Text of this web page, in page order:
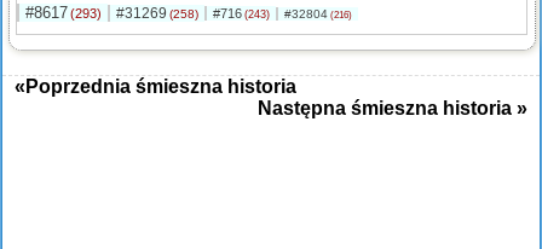
#8617(293) #31269 (258) #716 (243) #32804 (216)
«Poprzednia śmieszna historia
Następna śmieszna historia »